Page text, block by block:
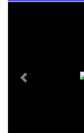
Previous